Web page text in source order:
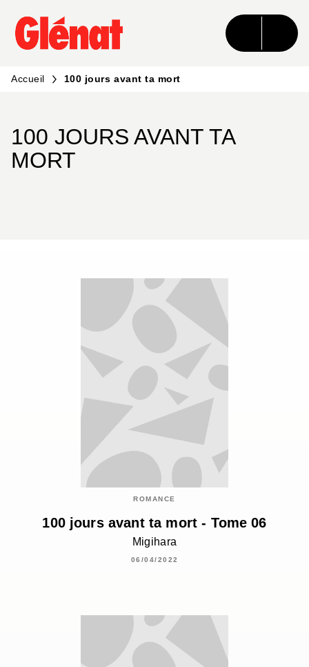
MENU RECHERCHE CONTENU
PIED DE PAGE
Accueil 100 jours avant ta mort
100 JOURS AVANT TA
MORT
ROMANCE
100 jours avant ta mort - Tome 06
Migihara
06/04/2022